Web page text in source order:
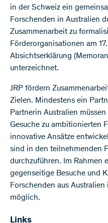
in der Schweiz ein
Forschenden in Australien
Zusammenarbeit zu
Förderorganisationen am
Absichtserklärung
unterzeichnet.
JRP fördern
Zielen. Mindestens ein
Partnerin Australien
Gesuche zu ambitionierten
innovative Ansätze
sind in den teilnehmenden
durchzuführen. Im Rahmen
gegenseitige Besuche und
Forschenden aus
möglich.
Links